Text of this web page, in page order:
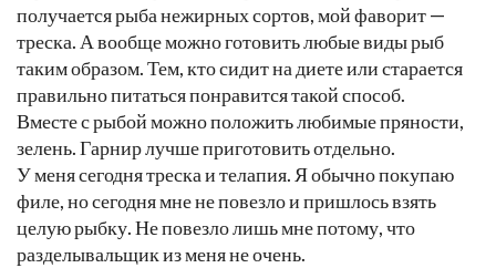
получается рыба нежирных сортов, мой фаворит —
треска. А вообще можно готовить любые виды рыб
таким образом. Тем, кто сидит на диете или старается
правильно питаться понравится такой способ.
Вместе с рыбой можно положить любимые пряности,
зелень. Гарнир лучше приготовить отдельно.
У меня сегодня треска и телапия. Я обычно покупаю
филе, но сегодня мне не повезло и пришлось взять
целую рыбку. Не повезло лишь мне потому, что
разделывальщик из меня не очень.